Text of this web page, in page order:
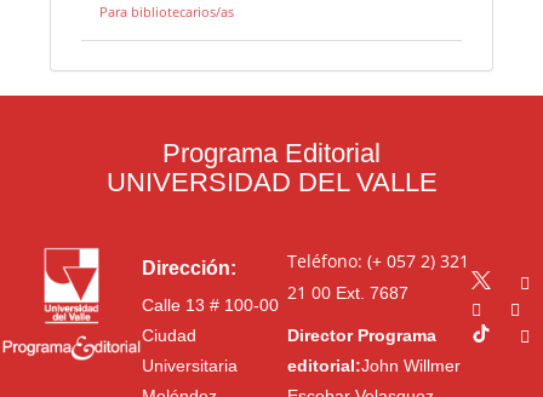
Para bibliotecarios/as
Programa Editorial
UNIVERSIDAD DEL VALLE
Dirección:
Calle 13 # 100-00
Ciudad
Universitaria
Teléfono: (+ 057 2) 321
21 00Ext. 7687
Director Programa
editorial:John Willmer